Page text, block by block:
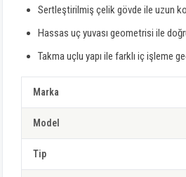
Sertleştirilmiş çelik gövde ile uzun
Hassas uç yuvası geometrisi ile
Takma uçlu yapı ile farklı iç işleme
Marka
Model
Tip